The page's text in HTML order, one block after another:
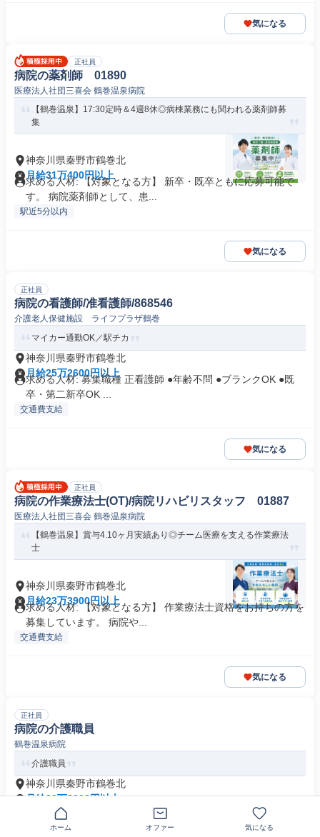
気になる
正社員
病院の薬剤師 01890
医療法人社団三喜会 鶴巻温泉病院
【鶴巻温泉】17:30定時＆4週8休◎病棟業務にも関われる薬剤師募
集
神奈川県秦野市鶴巻北
月給31万400円以上
求める人材: 【対象となる方】 新卒・既卒ともに応募可能で
す。 病院薬剤師として、患...
駅近5分以内
気になる
正社員
病院の看護師/准看護師/868546
介護老人保健施設 ライフプラザ鶴巻
マイカー通勤OK／駅チカ
神奈川県秦野市鶴巻北
月給25万2600円以上
求める人材: 募集職種 正看護師 ●年齢不問 ●ブランクOK ●既
卒・第二新卒OK ...
交通費支給
気になる
正社員
病院の作業療法士(OT)/病院リハビリスタッフ 01887
医療法人社団三喜会 鶴巻温泉病院
【鶴巻温泉】賞与4.10ヶ月実績あり◎チーム医療を支える作業療法
士
神奈川県秦野市鶴巻北
月給23万3900円以上
求める人材: 【対象となる方】 作業療法士資格をお持ちの方を
募集しています。 病院や...
交通費支給
気になる
正社員
病院の介護職員
鶴巻温泉病院
介護職員
神奈川県秦野市鶴巻北
月給23万3900円以上
求める人材: 初任者研修、実務者研修、介護福祉士のいずれか
の資格をお持ちの方
ホーム オファー 気になる